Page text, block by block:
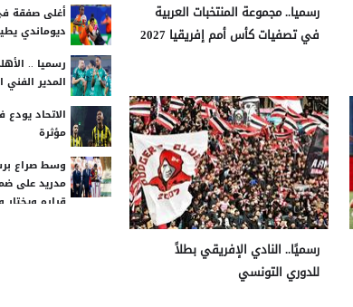
رسميا.. مجموعة المنتخبات العربية
في تصفيات كأس أمم إفريقيا 2027
رسميًا.. النادي الإفريقي بطلاً
للدوري التونسي
أغلى صفقة
ديوماندي
رسميا ..
المدير الفني
الاتحاد يودع
مؤثرة
وسط صراع
مدريد على
قراره ويختار